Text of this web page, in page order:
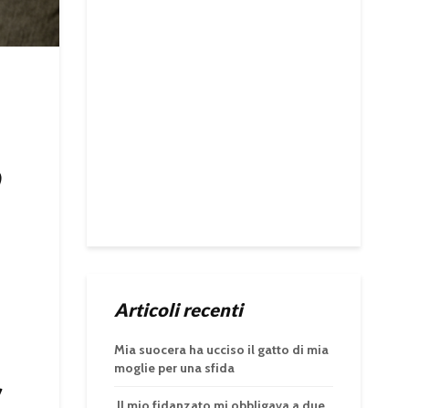
Articoli recenti
Mia suocera ha ucciso il gatto di mia
moglie per una sfida